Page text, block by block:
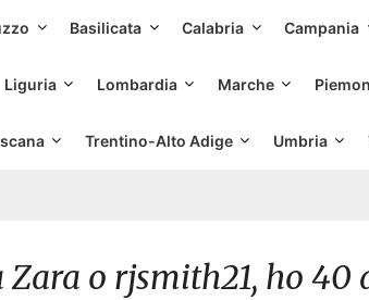
GayBasilicata Calabria Campania
Liguria Lombardia Marche
Trentino-Alto Adige Umbria
o rjsmith21, ho 40